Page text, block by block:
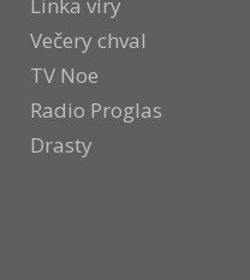
Linka víry
Večery chval
TV Noe
Radio Proglas
Drasty